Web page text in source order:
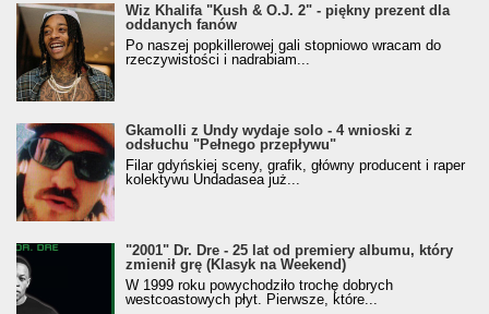
Wiz Khalifa "Kush & O.J. 2" - piękny prezent dla
oddanych fanów
Po naszej popkillerowej gali stopniowo wracam do
rzeczywistości i nadrabiam...
Gkamolli z Undy wydaje solo - 4 wnioski z
odsłuchu "Pełnego przepływu"
Filar gdyńskiej sceny, grafik, główny producent i raper
kolektywu Undadasea już...
"2001" Dr. Dre - 25 lat od premiery albumu, który
zmienił grę (Klasyk na Weekend)
W 1999 roku powychodziło trochę dobrych
westcoastowych płyt. Pierwsze, które...